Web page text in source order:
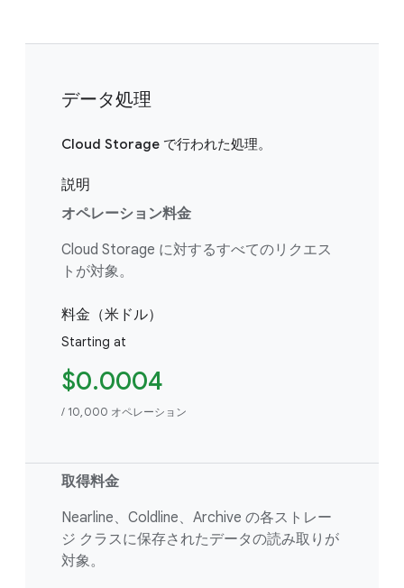
データ処理
Cloud Storage で行われた処理。
説明
オペレーション料金
Cloud Storage に対するすべてのリクエス
トが対象。
料金（米ドル）
Starting at
$0.0004
/ 10,000 オペレーション
取得料金
Nearline、Coldline、Archive の各ストレー
ジ クラスに保存されたデータの読み取りが
対象。